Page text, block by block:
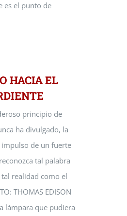
es el punto de
HACIA EL
principio de
ha divulgado, la
impulso de un fuerte
tal palabra
realidad como el
THOMAS EDISON
lámpara que pudiera